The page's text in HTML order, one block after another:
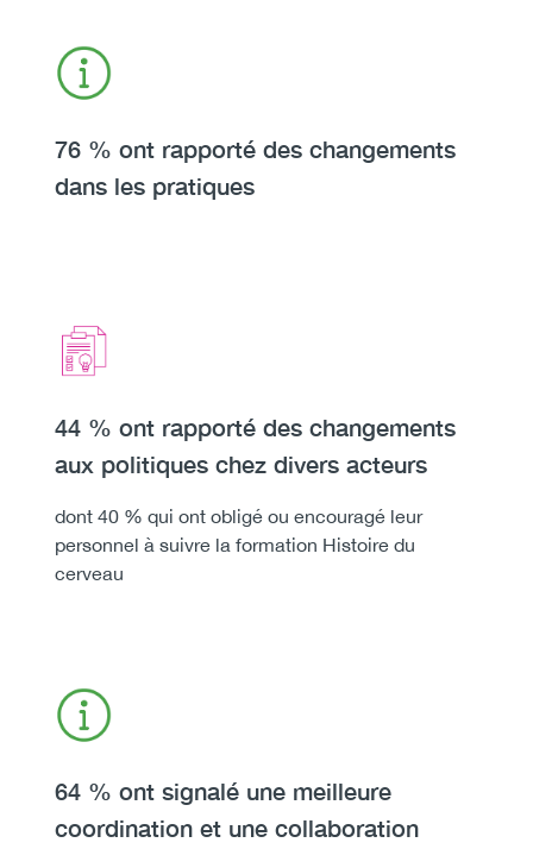
Icon
Image
Heading
76 % ont rapporté des changements
dans les pratiques
Icon
Image
Heading
44 % ont rapporté des changements
aux politiques chez divers acteurs
Body
dont 40 % qui ont obligé ou encouragé leur
personnel à suivre la formation Histoire du
cerveau
Icon
Image
Heading
64 % ont signalé une meilleure
coordination et une collaboration